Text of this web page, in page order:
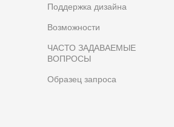
Поддержка дизайна
Возможности
ЧАСТО ЗАДАВАЕМЫЕ
ВОПРОСЫ
Образец запроса